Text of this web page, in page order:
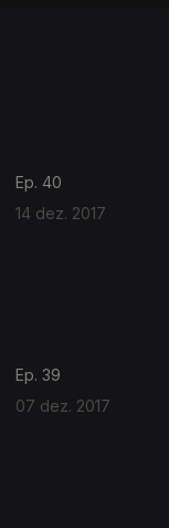
Ep. 40
14 dez. 2017
Ep. 39
07 dez. 2017